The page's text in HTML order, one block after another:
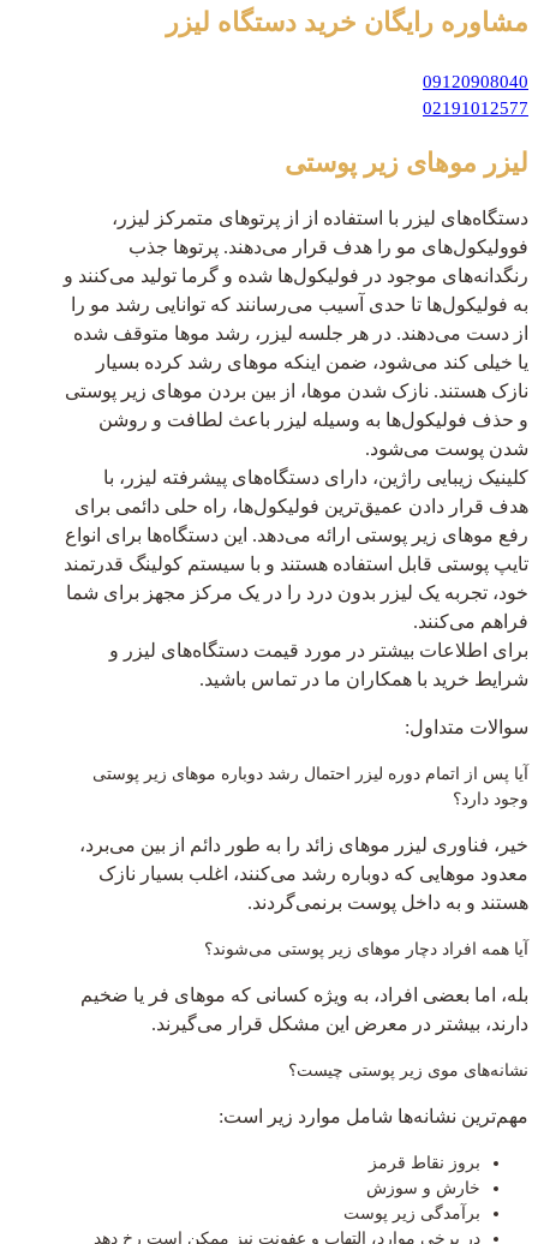
مشاوره رایگان خرید دستگاه لیزر
09120908040
02191012577
لیزر موهای زیر پوستی
دستگاه‌های لیزر با استفاده از از پرتوهای متمرکز لیزر،
فوولیکول‌های مو را هدف قرار می‌دهند. پرتوها جذب
رنگدانه‌های موجود در فولیکول‌ها شده و گرما تولید می‌کنند و
به فولیکول‌ها تا حدی آسیب می‌رسانند که توانایی رشد مو را
از دست می‌دهند. در هر جلسه لیزر، رشد موها متوقف شده
یا خیلی کند می‌شود، ضمن اینکه موهای رشد کرده بسیار
نازک هستند. نازک شدن موها، از بین بردن موهای زیر پوستی
و حذف فولیکول‌ها به وسیله لیزر باعث لطافت و روشن
شدن پوست می‌شود.
کلینیک زیبایی راژین، دارای دستگاه‌های پیشرفته لیزر، با
هدف قرار دادن عمیق‌ترین فولیکول‌ها، راه حلی دائمی برای
رفع موهای زیر پوستی ارائه می‌دهد. این دستگاه‌ها برای انواع
تایپ پوستی قابل استفاده هستند و با سیستم کولینگ قدرتمند
خود، تجربه یک لیزر بدون درد را در یک مرکز مجهز برای شما
فراهم می‌کنند.
برای اطلاعات بیشتر در مورد قیمت دستگاه‌های لیزر و
شرایط خرید با همکاران ما در تماس باشید.
سوالات متداول:
آیا پس از اتمام دوره لیزر احتمال رشد دوباره موهای زیر پوستی
وجود دارد؟
خیر، فناوری لیزر موهای زائد را به طور دائم از بین می‌برد،
معدود موهایی که دوباره رشد می‌کنند، اغلب بسیار نازک
هستند و به داخل پوست برنمی‌گردند.
آیا همه افراد دچار موهای زیر پوستی می‌شوند؟
بله، اما بعضی افراد، به ویژه کسانی که موهای فر یا ضخیم
دارند، بیشتر در معرض این مشکل قرار می‌گیرند.
نشانه‌های موی زیر پوستی چیست؟
مهم‌ترین نشانه‌ها شامل موارد زیر است:
بروز نقاط قرمز
خارش و سوزش
برآمدگی زیر پوست
در برخی موارد، التهاب و عفونت نیز ممکن است رخ دهد